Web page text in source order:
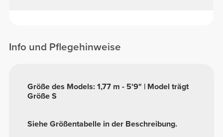
Info und Pflegehinweise
Siehe Größentabelle in der Beschreibung.
Größe des Models: 1,77 m - 5'9" | Model trägt
Größe S